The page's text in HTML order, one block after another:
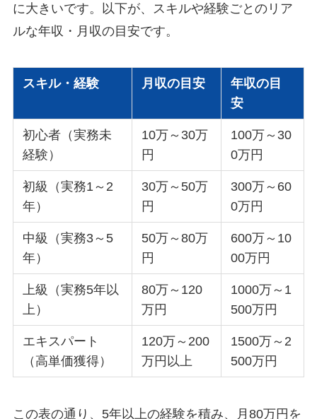
に大きいです。以下が、スキルや経験ごとのリア
ルな年収・月収の目安です。
スキル・経験 月収の目安
年収の目
安
初心者（実務未
経験）
10万～30万
円
100万～30
0万円
初級（実務1～2
年）
30万～50万
円
300万～60
0万円
中級（実務3～5
年）
50万～80万
円
600万～10
00万円
上級（実務5年以
上）
80万～120
万円
1000万～1
500万円
エキスパート
（高単価獲得）
120万～200
万円以上
1500万～2
500万円
この表の通り、5年以上の経験を積み、月80万円を